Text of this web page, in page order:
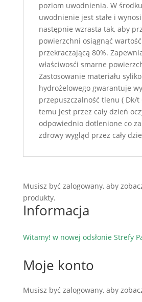
poziom uwodnienia. W
uwodnienie jest stałe i wynosi
następnie wzrasta tak, aby
powierzchni osiągnąć wartość
przekraczającą 80%.
właściwosći smarne
Zastosowanie materiału
hydrożelowego gwarantuje
przepuszczalność tlenu ( Dk/t
temu jest przez cały dzień
odpowiednio dotlenione co
zdrowy wygląd przez cały
Musisz być zalogowany, aby
produkty.
Informacja
Witamy! w nowej odsłonie Strefy
Moje konto
Musisz być zalogowany, aby